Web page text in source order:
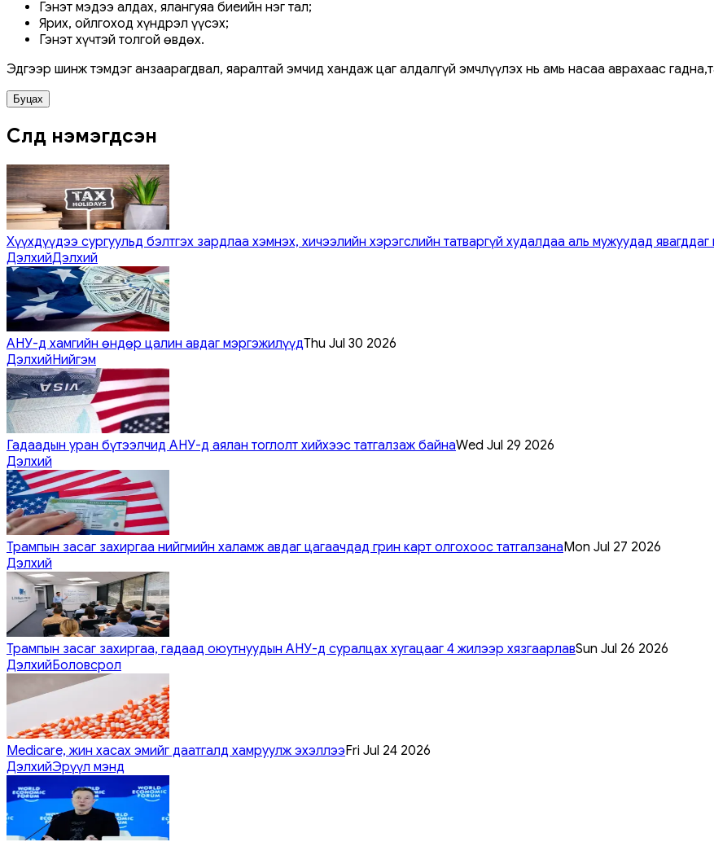
Гэнэт мэдээ алдах, ялангуяа биеийн нэг тал;
Ярих, ойлгоход хүндрэл үүсэх;
Гэнэт хүчтэй толгой өвдөх.
Эдгээр шинж тэмдэг анзаарагдвал, яаралтай эмчид хандаж цаг алдалгүй эмчлүүлэх нь амь насаа аврахаас
Буцах
Сүүлд нэмэгдсэн
Хүүхдүүдээ сургуульд бэлтгэх зардлаа хэмнэх, хичээлийн хэрэгслийн татваргүй худалдаа аль мужуудад явагддаг
ДэлхийДэлхий
АНУ-д хамгийн өндөр цалин авдаг мэргэжилүүдThu Jul 30 2026
ДэлхийНийгэм
Гадаадын уран бүтээлчид АНУ-д аялан тоглолт хийхээс татгалзаж байнаWed Jul 29 2026
Дэлхий
Трампын засаг захиргаа нийгмийн халамж авдаг цагаачдад грин карт олгохоос татгалзанаMon Jul 27 2026
Дэлхий
Трампын засаг захиргаа, гадаад оюутнуудын АНУ-д суралцах хугацааг 4 жилээр хязгаарлавSun Jul 26 2026
ДэлхийБоловсрол
Medicare, жин хасах эмийг даатгалд хамруулж эхэллээFri Jul 24 2026
ДэлхийЭрүүл мэнд